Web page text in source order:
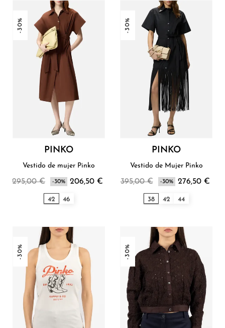
-30%
PINKO
Vestido de mujer Pinko
295,00 € -30% 206,50 €
42 46
-30%
PINKO
Vestido de Mujer Pinko
395,00 € -30% 276,50 €
38 42 44
-30% -30%